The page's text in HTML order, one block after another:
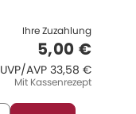
Ihre Zuzahlung
5,00 €
UVP/AVP UVP/AVP
33,58 €
Mit Kassenrezept